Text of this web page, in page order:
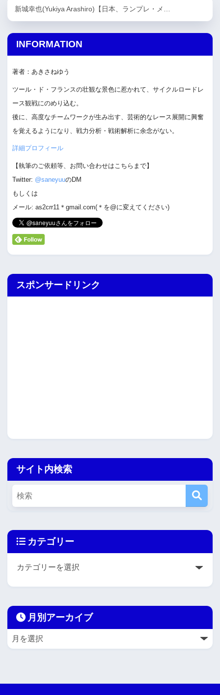
新城幸也(Yukiya Arashiro)【日本、ランプレ・メ…
INFORMATION
著者：あきさねゆう
ツール・ド・フランスの壮観な景色に惹かれて、サイクルロードレ
ース観戦にのめり込む。
後に、高度なチームワークが生み出す、芸術的なレース展開に興奮
を覚えるようになり、戦力分析・戦術解析に余念がない。
詳細プロフィール
【執筆のご依頼等、お問い合わせはこちらまで】
Twitter: @saneyuuのDM
もしくは
メール: as2crr11＊gmail.com(＊を@に変えてください)
スポンサードリンク
サイト内検索
カテゴリー
月別アーカイブ